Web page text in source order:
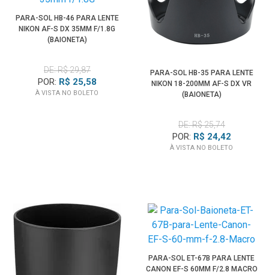
PARA-SOL HB-46 PARA LENTE
NIKON AF-S DX 35MM F/1.8G
(BAIONETA)
DE: R$ 29,87
POR: R$ 25,58
À VISTA NO BOLETO
PARA-SOL HB-35 PARA LENTE
NIKON 18-200MM AF-S DX VR
(BAIONETA)
DE: R$ 25,74
POR: R$ 24,42
À VISTA NO BOLETO
PARA-SOL ET-67B PARA LENTE
CANON EF-S 60MM F/2.8 MACRO